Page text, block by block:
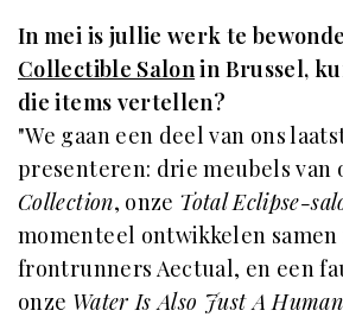
In mei is jullie werk te
Collectible Salon in Brussel,
die items vertellen?
"We gaan een deel van ons
presenteren: drie meubels van
Collection, onze Total Eclipse-
momenteel ontwikkelen
frontrunners Aectual, en een
onze Water Is Also Just A